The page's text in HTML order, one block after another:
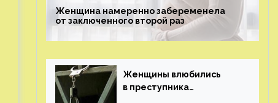
Женщина намеренно забеременела
от заключенного второй раз
Женщины влюбились
в преступника